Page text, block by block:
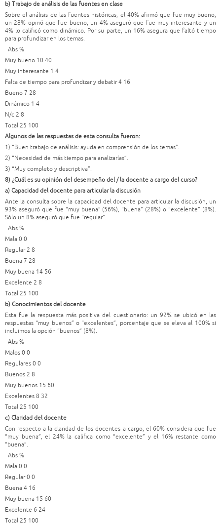
b) Trabajo de análisis de las fuentes en clase
Sobre el análisis de las fuentes históricas, el 40% afirmó que fue muy bueno,
un 28% opinó que fue bueno, un 4% aseguró que fue muy interesante y un
4% lo calificó como dinámico. Por su parte, un 16% asegura que faltó tiempo
para profundizar en los temas.
Abs %
Muy bueno 10 40
Muy interesante 1 4
Falta de tiempo para profundizar y debatir 4 16
Bueno 7 28
Dinámico 1 4
N/c 2 8
Total 25 100
Algunos de las respuestas de esta consulta fueron:
1) “Buen trabajo de análisis: ayuda en comprensión de los temas”.
2) “Necesidad de más tiempo para analizarlas”.
3) “Muy completo y descriptiva”.
8) ¿Cuál es su opinión del desempeño del / la docente a cargo del curso?
a) Capacidad del docente para articular la discusión
Ante la consulta sobre la capacidad del docente para articular la discusión, un
93% aseguró que fue “muy buena” (56%), “buena” (28%) o “excelente” (8%).
Sólo un 8% aseguró que fue “regular”.
Abs %
Mala 0 0
Regular 2 8
Buena 7 28
Muy buena 14 56
Excelente 2 8
Total 25 100
b) Conocimientos del docente
Esta fue la respuesta más positiva del cuestionario: un 92% se ubicó en las
respuestas “muy buenos” o “excelentes”, porcentaje que se eleva al 100% si
incluimos la opción “buenos” (8%).
Abs %
Malos 0 0
Regulares 0 0
Buenos 2 8
Muy buenos 15 60
Excelentes 8 32
Total 25 100
c) Claridad del docente
Con respecto a la claridad de los docentes a cargo, el 60% considera que fue
“muy buena”, el 24% la califica como “excelente” y el 16% restante como
“buena”.
Abs %
Mala 0 0
Regular 0 0
Buena 4 16
Muy buena 15 60
Excelente 6 24
Total 25 100